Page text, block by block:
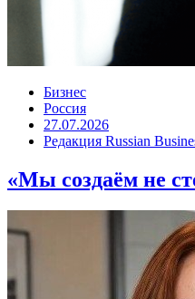
Бизнес
Россия
27.07.2026
Редакция Russian
«Мы создаём не